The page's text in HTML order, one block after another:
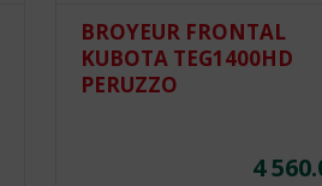
BROYEUR FRONTAL
KUBOTA TEG1400HD
PERUZZO
4